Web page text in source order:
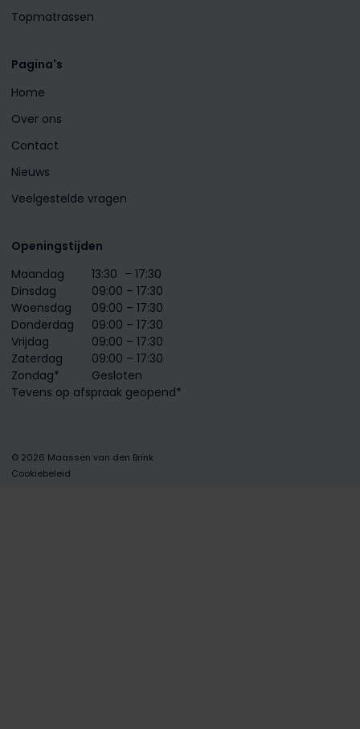
Topmatrassen
Pagina's
Home
Over ons
Contact
Nieuws
Veelgestelde vragen
Openingstijden
Maandag
13:30 – 17:30
Dinsdag
09:00 – 17:30
Woensdag
09:00 – 17:30
Donderdag
09:00 – 17:30
Vrijdag
09:00 – 17:30
Zaterdag
09:00 – 17:30
Zondag*
Gesloten
Tevens op afspraak geopend*
© 2026 Maassen van den Brink
Cookiebeleid